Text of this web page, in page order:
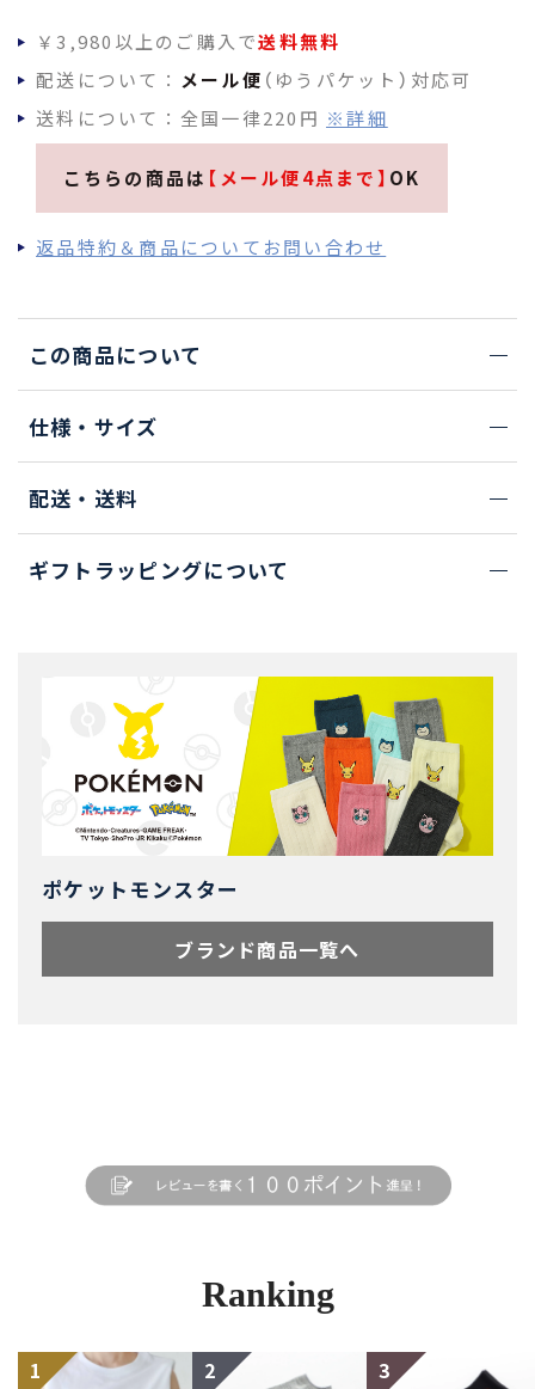
￥3,980以上のご購入で送料無料
配送について： メール便 （ゆうパケット）対応可
送料について：全国一律220円 ※詳細
こちらの商品は 【メール便4点まで】 OK
返品特約＆商品についてお問い合わせ
この商品について
仕様・サイズ
配送・送料
ギフトラッピングについて
ポケットモンスター
ブランド商品一覧へ
Ranking